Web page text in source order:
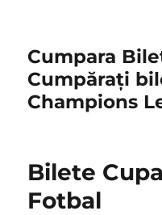
Cumpara
Cumpărați
Champions
Bilete
Fotbal